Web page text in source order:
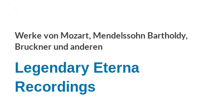
Werke von Mozart, Mendelssohn Bartholdy,
Bruckner und anderen
Legendary Eterna
Recordings